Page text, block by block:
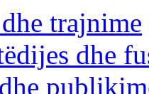
trajnime
dhe